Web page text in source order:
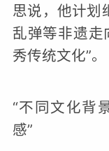
思说，他计划
乱弹等非遗走
秀传统文化”。
“不同文化背
感”